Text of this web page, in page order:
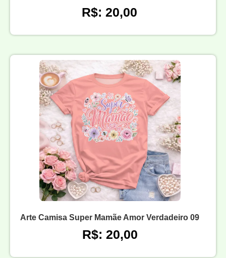
R$: 20,00
Arte Camisa Super Mamãe Amor Verdadeiro 09
R$: 20,00